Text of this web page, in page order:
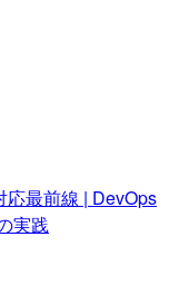
応最前線 | DevOps
実践